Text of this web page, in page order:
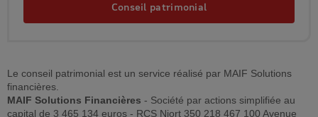
Conseil patrimonial
Le conseil patrimonial est un service réalisé par MAIF Solutions
financières.
MAIF Solutions Financières - Société par actions simplifiée au
capital de 3 465 134 euros - RCS Niort 350 218 467 100 Avenue